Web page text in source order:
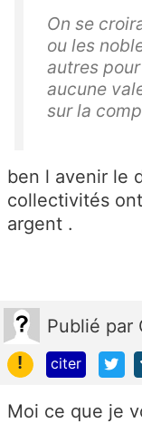
On se
ou les
autres
aucune
sur la
ben l avenir le
collectivités
argent .
Publié par
!
citer
Moi ce que je